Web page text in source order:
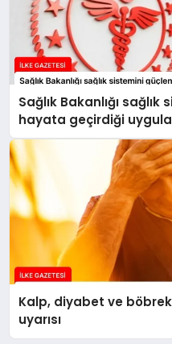
Sağlık Bakanlığı
hayata geçirdiği
Kalp, diyabet ve böbrek
uyarısı